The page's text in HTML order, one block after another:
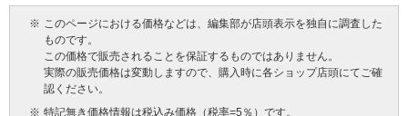
※ このページにおける価格などは、編集部が店頭表示を独自に調査した
ものです。
この価格で販売されることを保証するものではありません。
実際の販売価格は変動しますので、購入時に各ショップ店頭にてご確
認ください。
※ 特記無き価格情報は税込み価格（税率=5％）です。